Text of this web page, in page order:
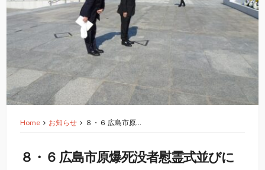
Home お知らせ ８・６ 広島市原…
８・６ 広島市原爆死没者慰霊式並びに